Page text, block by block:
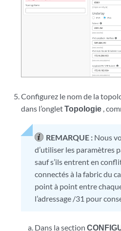
Configurez le nom de la
dans l’ongletTopologie ,
REMARQUE : Nous
d’utiliser les paramètres
sauf s’ils entrent en
connectés à la fabric du
point à point entre
l’adressage /31 pour
Dans la section